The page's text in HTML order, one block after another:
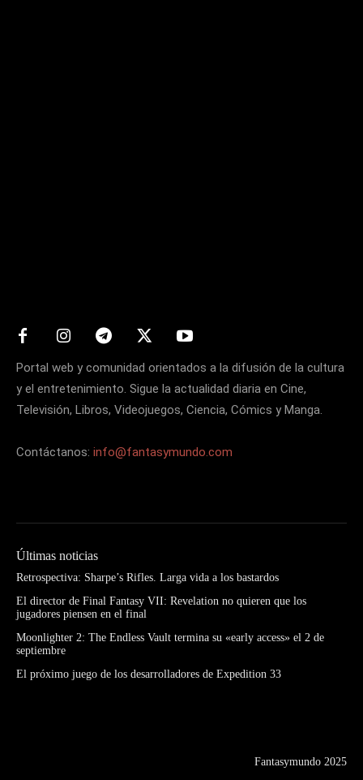
Portal web y comunidad orientados a la difusión de la cultura
y el entretenimiento. Sigue la actualidad diaria en Cine,
Televisión, Libros, Videojuegos, Ciencia, Cómics y Manga.
Contáctanos: info@fantasymundo.com
Últimas noticias
Retrospectiva: Sharpe’s Rifles. Larga vida a los bastardos
El director de Final Fantasy VII: Revelation no quieren que los
jugadores piensen en el final
Moonlighter 2: The Endless Vault termina su «early access» el 2 de
septiembre
El próximo juego de los desarrolladores de Expedition 33
Fantasymundo 2025